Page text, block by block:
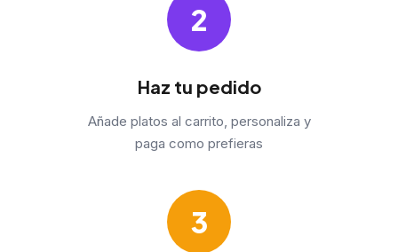
2
Haz tu pedido
Añade platos al carrito, personaliza y
paga como prefieras
3